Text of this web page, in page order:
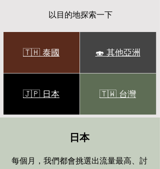
以目的地探索一下
🍣 其他亞洲
🇹🇼 台灣
🇹🇭 泰國
🇯🇵 日本
日本
每個月，我們都會挑選出流量最高、討